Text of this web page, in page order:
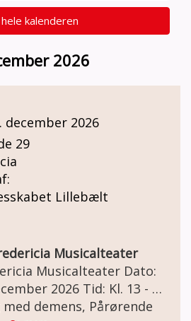
kalenderen
2026
december 2026
29
Lillebælt
Musicalteater
Musicalteater Dato:
2026 Tid: Kl. 13 - 15
29. 7000 Fredericia
demens, Pårørende